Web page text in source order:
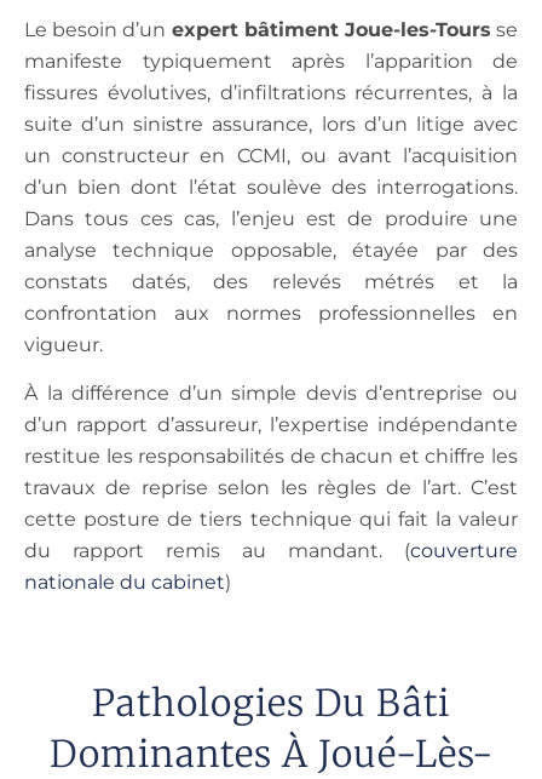
Le besoin d’un expert bâtiment Joue-les-Tours se
manifeste typiquement après l’apparition de
fissures évolutives, d’infiltrations récurrentes, à la
suite d’un sinistre assurance, lors d’un litige avec
un constructeur en CCMI, ou avant l’acquisition
d’un bien dont l’état soulève des interrogations.
Dans tous ces cas, l’enjeu est de produire une
analyse technique opposable, étayée par des
constats datés, des relevés métrés et la
confrontation aux normes professionnelles en
vigueur.
À la différence d’un simple devis d’entreprise ou
d’un rapport d’assureur, l’expertise indépendante
restitue les responsabilités de chacun et chiffre les
travaux de reprise selon les règles de l’art. C’est
cette posture de tiers technique qui fait la valeur
du rapport remis au mandant. (couverture
nationale du cabinet)
Pathologies Du Bâti
Dominantes À Joué-Lès-